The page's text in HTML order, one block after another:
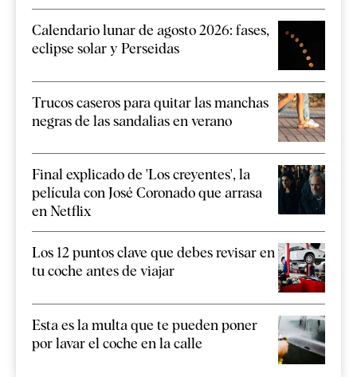
Calendario lunar de agosto 2026: fases,
eclipse solar y Perseidas
Trucos caseros para quitar las manchas
negras de las sandalias en verano
Final explicado de 'Los creyentes', la
película con José Coronado que arrasa
en Netflix
Los 12 puntos clave que debes revisar en
tu coche antes de viajar
Esta es la multa que te pueden poner
por lavar el coche en la calle